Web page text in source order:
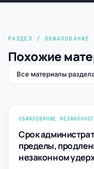
РАЗДЕЛ / ОБЖАЛОВАНИЕ
Похожие
Все материалы
ОБЖАЛОВАНИЕ
Срок
пределы,
незаконном